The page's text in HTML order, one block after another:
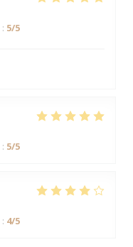
: 5/5
: 5/5
: 4/5